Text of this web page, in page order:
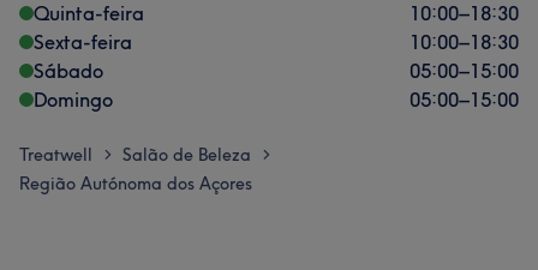
Quinta-feira
10:00–18:30
Sexta-feira
10:00–18:30
Sábado
05:00–15:00
Domingo
05:00–15:00
Treatwell > Salão de Beleza >
Região Autónoma dos Açores